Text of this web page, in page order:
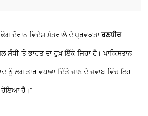
ਦੌਰਾਨ ਵਿਦੇਸ਼ ਮੰਤਰਾਲੇ ਦੇ ਪ੍ਰਵਕਤਾਰਣਧੀਰ
ਸੰਧੀ ‘ਤੇ ਭਾਰਤ ਦਾ ਰੁਖ਼ ਇੱਕੋ ਜਿਹਾ ਹੈ। ਪਾਕਿਸਤਾਨ
ਨੂੰ ਲਗਾਤਾਰ ਵਧਾਵਾ ਦਿੱਤੇ ਜਾਣ ਦੇ ਜਵਾਬ ਵਿੱਚ ਇਹ
ਹੋਇਆ ਹੈ।”